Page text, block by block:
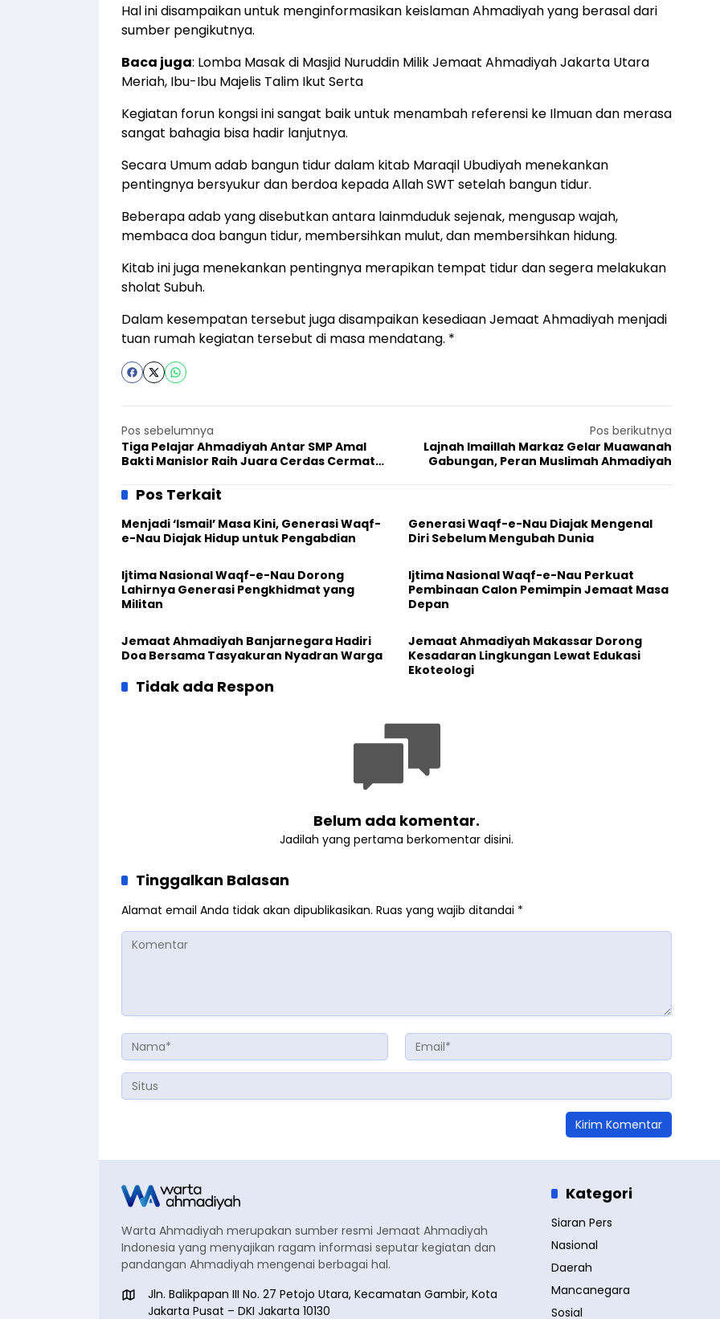
Hal ini disampaikan untuk menginformasikan keislaman Ahmadiyah yang berasal dari
sumber pengikutnya.
Baca juga: Lomba Masak di Masjid Nuruddin Milik Jemaat Ahmadiyah Jakarta Utara
Meriah, Ibu-Ibu Majelis Talim Ikut Serta
Kegiatan forun kongsi ini sangat baik untuk menambah referensi ke Ilmuan dan merasa
sangat bahagia bisa hadir lanjutnya.
Secara Umum adab bangun tidur dalam kitab Maraqil Ubudiyah menekankan
pentingnya bersyukur dan berdoa kepada Allah SWT setelah bangun tidur.
Beberapa adab yang disebutkan antara lainmduduk sejenak, mengusap wajah,
membaca doa bangun tidur, membersihkan mulut, dan membersihkan hidung.
Kitab ini juga menekankan pentingnya merapikan tempat tidur dan segera melakukan
sholat Subuh.
Dalam kesempatan tersebut juga disampaikan kesediaan Jemaat Ahmadiyah menjadi
tuan rumah kegiatan tersebut di masa mendatang. *
Pos sebelumnya
Tiga Pelajar Ahmadiyah Antar SMP Amal
Bakti Manislor Raih Juara Cerdas Cermat
Pos berikutnya
Lajnah Imaillah Markaz Gelar Muawanah
Gabungan, Peran Muslimah Ahmadiyah
Pos Terkait
Menjadi ‘Ismail’ Masa Kini, Generasi Waqf-
e-Nau Diajak Hidup untuk Pengabdian
Generasi Waqf-e-Nau Diajak Mengenal
Diri Sebelum Mengubah Dunia
Ijtima Nasional Waqf-e-Nau Dorong
Lahirnya Generasi Pengkhidmat yang
Militan
Ijtima Nasional Waqf-e-Nau Perkuat
Pembinaan Calon Pemimpin Jemaat Masa
Depan
Jemaat Ahmadiyah Banjarnegara Hadiri
Doa Bersama Tasyakuran Nyadran Warga
Jemaat Ahmadiyah Makassar Dorong
Kesadaran Lingkungan Lewat Edukasi
Ekoteologi
Tidak ada Respon
Belum ada komentar.
Jadilah yang pertama berkomentar disini.
Tinggalkan Balasan
Alamat email Anda tidak akan dipublikasikan. Ruas yang wajib ditandai *
Warta Ahmadiyah merupakan sumber resmi Jemaat Ahmadiyah
Indonesia yang menyajikan ragam informasi seputar kegiatan dan
pandangan Ahmadiyah mengenai berbagai hal.
Jln. Balikpapan III No. 27 Petojo Utara, Kecamatan Gambir, Kota
Jakarta Pusat – DKI Jakarta 10130
Kategori
Siaran Pers
Nasional
Daerah
Mancanegara
Sosial